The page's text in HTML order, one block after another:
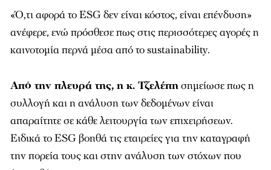
«Ό,τι αφορά το ESG δεν είναι κόστος, είναι επένδυση»
ανέφερε, ενώ πρόσθεσε πως στις περισσότερες αγορές η
καινοτομία περνά μέσα από το sustainability.
Από την πλευρά της, η κ. Τζελέπησημείωσε πως η
συλλογή και η ανάλυση των δεδομένων είναι
απαραίτητε σε κάθε λειτουργία των επιχειρήσεων.
Ειδικά το ESG βοηθά τις εταιρείες για την καταγραφή
την πορεία τους και στην ανάλυση των στόχων που